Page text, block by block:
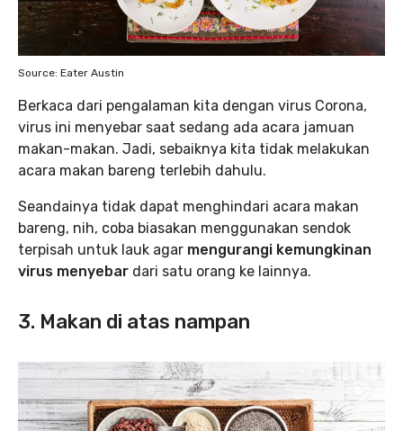
Source: Eater Austin
Berkaca dari pengalaman kita dengan virus Corona,
virus ini menyebar saat sedang ada acara jamuan
makan-makan. Jadi, sebaiknya kita tidak melakukan
acara makan bareng terlebih dahulu.
Seandainya tidak dapat menghindari acara makan
bareng, nih, coba biasakan menggunakan sendok
terpisah untuk lauk agar mengurangi kemungkinan
virus menyebar dari satu orang ke lainnya.
3. Makan di atas nampan